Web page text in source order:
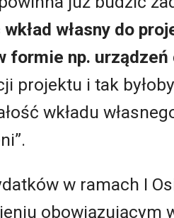
własny do
formie np. urządzeń
projektu i tak
wkładu
w ramach I
obowiązującym